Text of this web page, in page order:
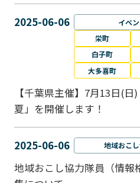
2025-06-06 イベ
栄町
白子町
大多喜町
【千葉県主催】7月13日(
夏」を開催します！
2025-06-06 地域おこ
地域おこし協力隊員（情報